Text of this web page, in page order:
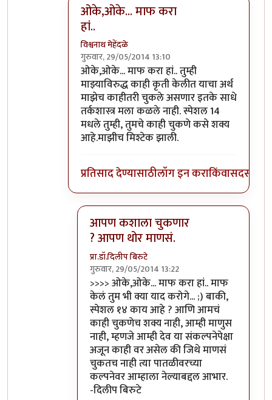
ओके,ओके... माफ करा
हां..
विश्वनाथ मेहेंदळे
गुरुवार, 29/05/2014 13:10
In reply toअसं का !byप्रा.डॉ.दिलीप बिरुटे
ओके,ओके... माफ करा हां.. तुम्ही
माझ्याविरुद्ध काही कृती केलीत याचा अर्थ
माझेच काहीतरी चुकले असणार इतके साधे
तर्कशास्त्र मला कळले नाही. स्पेशल 14
मधले तुम्ही, तुमचे काही चुकणे कसे शक्य
आहे.माझीच मिश्टेक झाली.
प्रतिसाद देण्यासाठीलॉग इन कराकिंवासदस्य व्हा
आपण कशाला चुकणार
? आपण थोर माणसं.
प्रा.डॉ.दिलीप बिरुटे
गुरुवार, 29/05/2014 13:22
In reply toओके,ओके... माफ करा हां..
>>>> ओके,ओके... माफ करा हां.. माफ
केलं तुम भी क्या याद करोगे... ;) बाकी,
स्पेशल १४ काय आहे ? आणि आमचं
काही चुकणेच शक्य नाही, आम्ही माणुस
नाही, म्हणजे आम्ही देव या संकल्पनेपेक्षा
अजून काही वर असेल की जिथे माणसं
चुकतच नाही त्या पातळीवरच्या
कल्पनेवर आम्हाला नेल्याबद्दल आभार.
-दिलीप बिरुटे